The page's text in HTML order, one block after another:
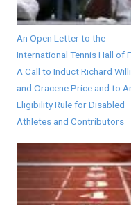
An Open Letter to the
International Tennis Hall of
A Call to Induct Richard
and Oracene Price and to
Eligibility Rule for Disabled
Athletes and Contributors